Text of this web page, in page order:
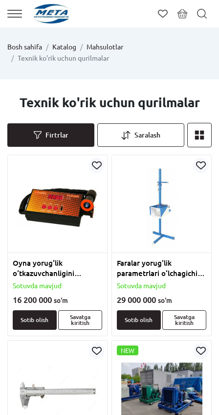
Bosh sahifa Katalog
Mahsulotlar
Texnik ko'rik uchun qurilmalar
Texnik ko'rik uchun qurilmalar
Firtrlar Saralash
Oyna yorug‘lik
o‘tkazuvchanligini
o‘lchagich TONIK.
Sotuvda mavjud
16 200 000 so'm
Sotib olish
Savatga
kiritish
Faralar yorug‘lik
parametrlari o‘lchagichi
IPF-01.
Sotuvda mavjud
29 000 000 so'm
Sotib olish
Savatga
kiritish
NEW